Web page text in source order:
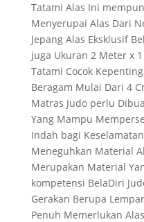
Tatami Alas Ini
Menyerupai Alas Dari
Jepang Alas Eksklusif
juga Ukuran 2 Meter x
Tatami Cocok
Beragam Mulai Dari 4
Matras Judo perlu
Yang Mampu
Indah bagi
Meneguhkan Material
Merupakan Material
kompetensi BelaDiri
Gerakan Berupa
Penuh Memerlukan